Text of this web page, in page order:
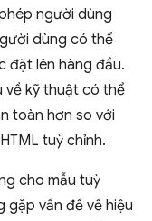
người dùng
dùng có thể
đặt lên hàng đầu.
về kỹ thuật có thể
toàn hơn so với
tuỳ chỉnh.
cho mẫu tuỳ
gặp vấn đề về hiệu